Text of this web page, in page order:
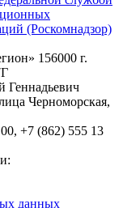
(Роскомнадзор)
156000 г.
Геннадьевич
Черноморская,
+7 (862) 555 13
данных